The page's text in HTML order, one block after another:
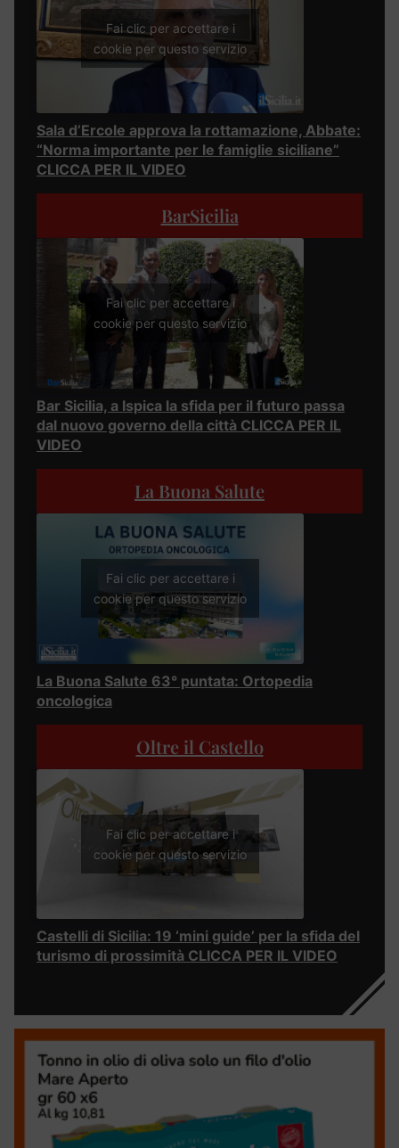
Fai clic per accettare i
cookie per questo servizio
Sala d’Ercole approva la rottamazione, Abbate:
“Norma importante per le famiglie siciliane”
CLICCA PER IL VIDEO
BarSicilia
Fai clic per accettare i
cookie per questo servizio
Bar Sicilia, a Ispica la sfida per il futuro passa
dal nuovo governo della città CLICCA PER IL
VIDEO
La Buona Salute
Fai clic per accettare i
cookie per questo servizio
La Buona Salute 63° puntata: Ortopedia
oncologica
Oltre il Castello
Fai clic per accettare i
cookie per questo servizio
Castelli di Sicilia: 19 ‘mini guide’ per la sfida del
turismo di prossimità CLICCA PER IL VIDEO